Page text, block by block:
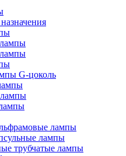
G-цоколь
лампы
лампы
трубчатые лампы